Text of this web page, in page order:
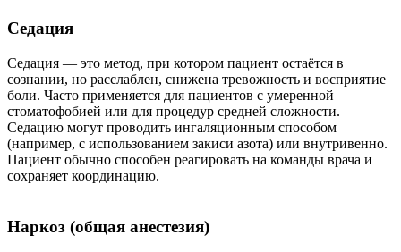
Седация
Седация — это метод, при котором пациент остаётся в
сознании, но расслаблен, снижена тревожность и восприятие
боли. Часто применяется для пациентов с умеренной
стоматофобией или для процедур средней сложности.
Седацию могут проводить ингаляционным способом
(например, с использованием закиси азота) или внутривенно.
Пациент обычно способен реагировать на команды врача и
сохраняет координацию.
Наркоз (общая анестезия)